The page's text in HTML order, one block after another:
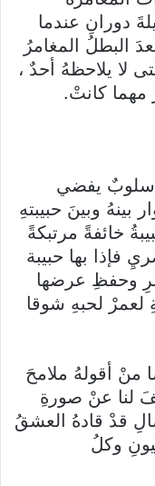
دورانِ عندما
البطلُ المغامرُ
لا يلاحظهُ أحدٌ ،
مهما كانتْ.
يفضي
بينهُ وبينَ حبيبتهِ
خائفةً مرتبكةً
فإذا بها حبيبة
وحفظِ عرضها
لعمرْ لحبهِ شوقا
منْ أقولهُ ملامحَ
لنا عنْ صورةِ
قدْ قادهُ العشقُ
وكلُ